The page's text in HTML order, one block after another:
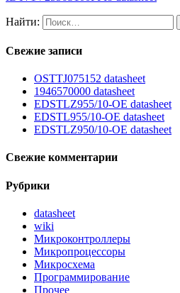
Найти:
Свежие записи
OSTTJ075152 datasheet
1946570000 datasheet
EDSTLZ955/10-OE datasheet
EDSTL955/10-OE datasheet
EDSTLZ950/10-OE datasheet
Свежие комментарии
Рубрики
datasheet
wiki
Микроконтроллеры
Микропроцессоры
Микросхема
Программирование
Прочее